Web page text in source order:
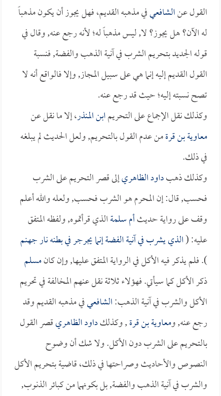
القول عنالشافعيفي مذهبه القديم، فهل يجوز أن يكون مذهباً
له الآن؟ هل يجوز؟ لا, ليس مذهباً له؛ لأنه رجع عنه, وقال في
قوله الجديد بتحريم الشرب في آنية الذهب والفضة, فنسبة
القول القديم إليه إنما هي على سبيل المجاز, وإلا فالواقع أنه لا
تصح نسبته إليه؛ حيث قد رجع عنه.
وكذلك نقل الإجماع على التحريمابن المنذر، إلا ما نقل عن
معاوية بن قرةمن عدم القول بالتحريم, ولعل الحديث لم يبلغه
في ذلك.
وكذلك ذهبداود الظاهريإلى قصر التحريم على الشرب
فحسب, قال: إن المحرم هو الشرب فحسب, ولعله والله أعلم
وقف على رواية حديثأم سلمةالذي قرأتموه, ولفظه المتفق
عليه: (الذي يشرب في آنية الفضة إنما يجرجر في بطنه نار جهنم
). فلم يذكر فيه الأكل في الرواية المتفق عليها, وإن كانمسلم
ذكر الأكل كما سيأتي. فهؤلاء ثلاثة نقل عنهم المخالفة في تحريم
الأكل والشرب في آنية الذهب:الشافعيفي مذهبه القديم وقد
رجع عنه, ومعاوية بن قرة, وكذلكداود الظاهريقصر القول
بالتحريم على الشرب دون الأكل. ولا شك أن وضوح
النصوص والأحاديث وصراحتها في ذلك، قاضية بتحريم الأكل
والشرب في آنية الذهب والفضة, بل بكونهما من كبائر الذنوب,